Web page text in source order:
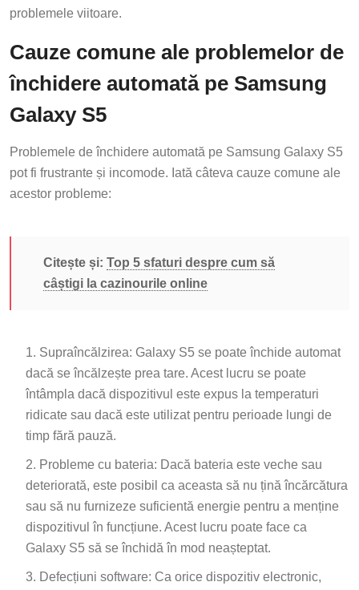
problemele viitoare.
Cauze comune ale problemelor de
închidere automată pe Samsung
Galaxy S5
Problemele de închidere automată pe Samsung Galaxy S5
pot fi frustrante și incomode. Iată câteva cauze comune ale
acestor probleme:
Citește și: Top 5 sfaturi despre cum să
câștigi la cazinourile online
Supraîncălzirea: Galaxy S5 se poate închide automat
dacă se încălzește prea tare. Acest lucru se poate
întâmpla dacă dispozitivul este expus la temperaturi
ridicate sau dacă este utilizat pentru perioade lungi de
timp fără pauză.
Probleme cu bateria: Dacă bateria este veche sau
deteriorată, este posibil ca aceasta să nu țină încărcătura
sau să nu furnizeze suficientă energie pentru a menține
dispozitivul în funcțiune. Acest lucru poate face ca
Galaxy S5 să se închidă în mod neașteptat.
Defecțiuni software: Ca orice dispozitiv electronic,